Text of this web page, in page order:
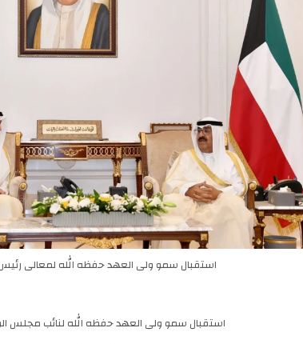
استقبال سمو ولى العهد حفظه الله لمعالى
استقبال سمو ولى العهد حفظه الله لنائب مجلس
في قطاع
عمليات
الإمارات
تعلن
الحداد
وتنكيس
الأعلام
لمدة
3
أيام
على
وفاة
بن
الإمارات تعلن الحداد وتنكيس
الأعلام لمدة 3 أيام على وفاة
الشيخ سعيد بن زايد